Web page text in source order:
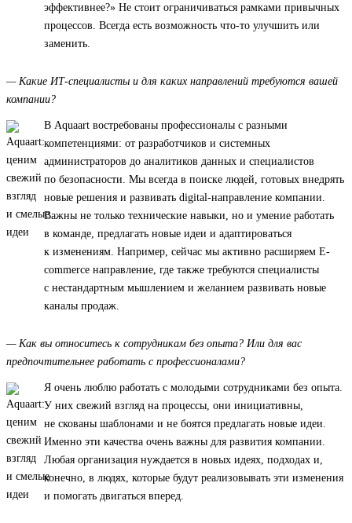
эффективнее?» Не стоит ограничиваться рамками привычных
процессов. Всегда есть возможность что-то улучшить или
заменить.
— Какие ИТ-специалисты и для каких направлений требуются вашей
компании?
В Aquaart востребованы профессионалы с разными
компетенциями: от разработчиков и системных
администраторов до аналитиков данных и специалистов
по безопасности. Мы всегда в поиске людей, готовых внедрять
новые решения и развивать digital-направление компании.
Важны не только технические навыки, но и умение работать
в команде, предлагать новые идеи и адаптироваться
к изменениям. Например, сейчас мы активно расширяем E-
commerce направление, где также требуются специалисты
с нестандартным мышлением и желанием развивать новые
каналы продаж.
— Как вы относитесь к сотрудникам без опыта? Или для вас
предпочтительнее работать с профессионалами?
Я очень люблю работать с молодыми сотрудниками без опыта.
У них свежий взгляд на процессы, они инициативны,
не скованы шаблонами и не боятся предлагать новые идеи.
Именно эти качества очень важны для развития компании.
Любая организация нуждается в новых идеях, подходах и,
конечно, в людях, которые будут реализовывать эти изменения
и помогать двигаться вперед.